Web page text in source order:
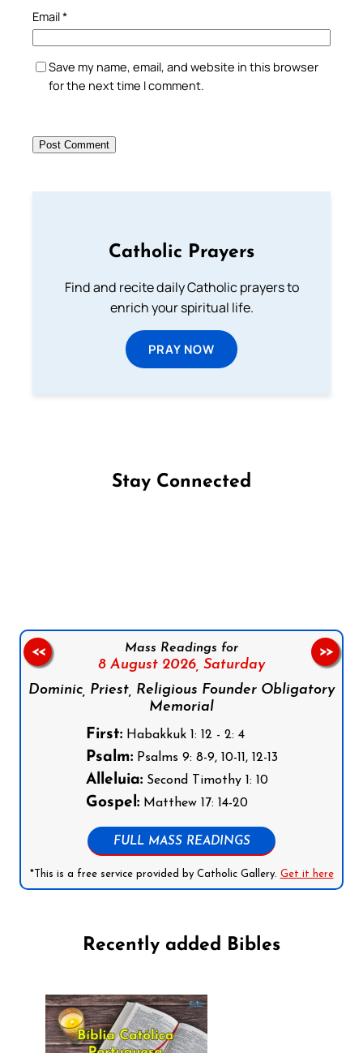
Email*
Save my name, email, and website in this browser
for the next time I comment.
Catholic Prayers
Find and recite daily Catholic prayers to
enrich your spiritual life.
PRAY NOW
Stay Connected
Mass Readings for
8 August 2026, Saturday
Dominic, Priest, Religious Founder Obligatory
Memorial
First:Habakkuk 1: 12 - 2: 4
Psalm:Psalms 9: 8-9, 10-11, 12-13
Alleluia:Second Timothy 1: 10
Gospel:Matthew 17: 14-20
FULL MASS READINGS
*This is a free service provided by Catholic Gallery. Get it here
<< >>
Recently added Bibles